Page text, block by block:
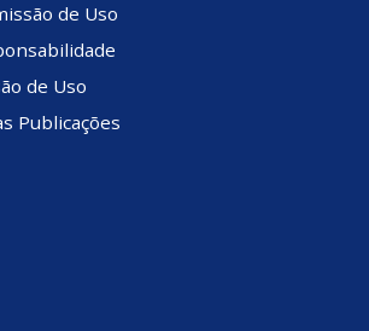
de Uso
de Uso
Publicações